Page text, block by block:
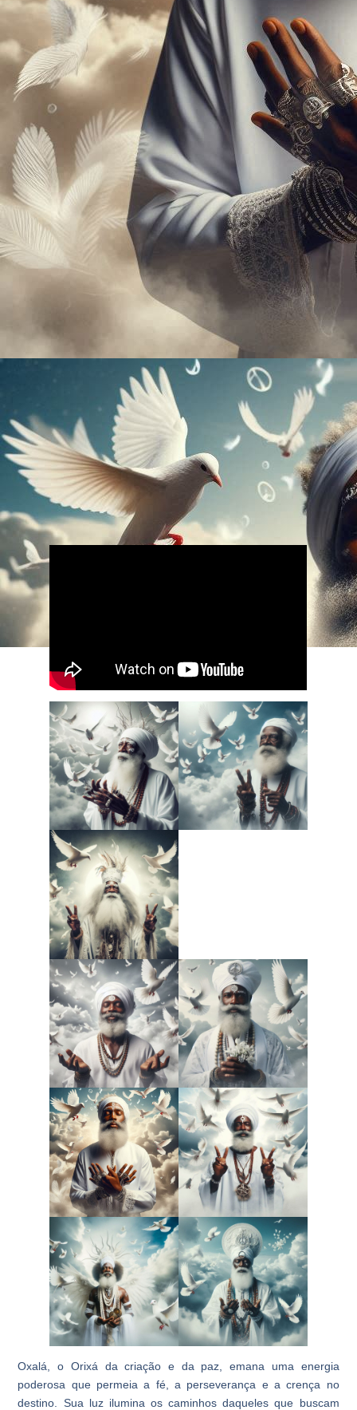
Oxalá, o Orixá da criação e da paz, emana uma energia
poderosa que permeia a fé, a perseverança e a crença no
destino. Sua luz ilumina os caminhos daqueles que buscam